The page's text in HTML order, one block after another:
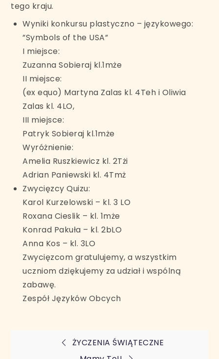
tego kraju.
Wyniki konkursu plastyczno – językowego:
”Symbols of the USA”
I miejsce:
Zuzanna Sobieraj kl.1mże
II miejsce:
(ex equo) Martyna Zalas kl. 4Teh i Oliwia
Zalas kl. 4LO,
III miejsce:
Patryk Sobieraj kl.1mże
Wyróżnienie:
Amelia Ruszkiewicz kl. 2Tżi
Adrian Paniewski kl. 4Tmż
Zwycięzcy Quizu:
Karol Kurzelowski – kl. 3 LO
Roxana Cieslik – kl. 1mże
Konrad Pakuła – kl. 2bLO
Anna Kos – kl. 3LO
Zwycięzcom gratulujemy, a wszystkim
uczniom dziękujemy za udział i wspólną
zabawę.
Zespół Języków Obcych
Nawigacja
ŻYCZENIA ŚWIĄTECZNE